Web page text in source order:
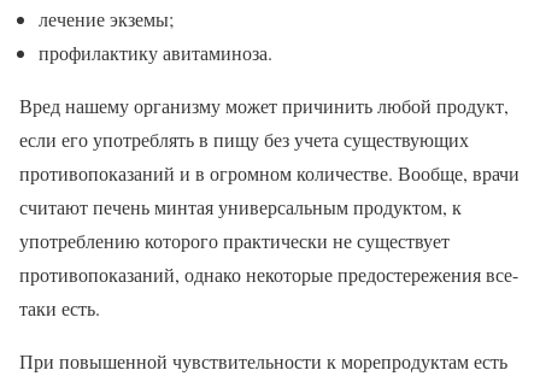
лечение экземы;
профилактику авитаминоза.
Вред нашему организму может причинить любой продукт,
если его употреблять в пищу без учета существующих
противопоказаний и в огромном количестве. Вообще, врачи
считают печень минтая универсальным продуктом, к
употреблению которого практически не существует
противопоказаний, однако некоторые предостережения все-
таки есть.
При повышенной чувствительности к морепродуктам есть